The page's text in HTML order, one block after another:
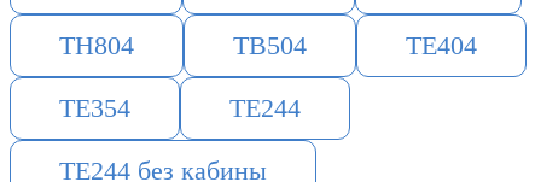
TH804 TB504 TE404
TE354 TE244
TE244 без кабины